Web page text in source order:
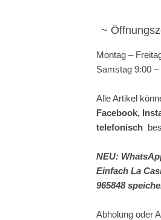
Montag –
Samstag 9:00 –
Alle Artikel
Facebook,
telefonisch
NEU:
Einfach La
965848
Abholung oder